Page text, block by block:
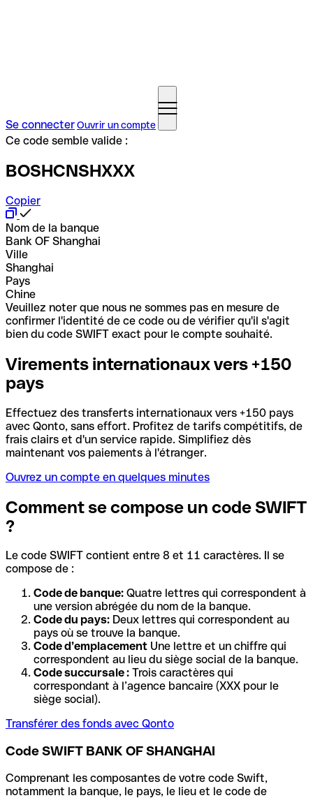
Se connecterOuvrir un compte
Ce code semble valide :
BOSHCNSHXXX
Copier
Nom de la banque
Bank OF Shanghai
Ville
Shanghai
Pays
Chine
Veuillez noter que nous ne sommes pas en mesure de
confirmer l'identité de ce code ou de vérifier qu'il s'agit
bien du code SWIFT exact pour le compte souhaité.
Virements internationaux vers +150
pays
Effectuez des transferts internationaux vers +150 pays
avec Qonto, sans effort. Profitez de tarifs compétitifs, de
frais clairs et d'un service rapide. Simplifiez dès
maintenant vos paiements à l'étranger.
Ouvrez un compte en quelques minutes
Comment se compose un code SWIFT
?
Le code SWIFT contient entre 8 et 11 caractères. Il se
compose de :
Code de banque: Quatre lettres qui correspondent à
une version abrégée du nom de la banque.
Code du pays: Deux lettres qui correspondent au
pays où se trouve la banque.
Code d’emplacement Une lettre et un chiffre qui
correspondent au lieu du siège social de la banque.
Code succursale : Trois caractères qui
correspondant à l’agence bancaire (XXX pour le
siège social).
Transférer des fonds avec Qonto
Code SWIFT BANK OF SHANGHAI
Comprenant les composantes de votre code Swift,
notamment la banque, le pays, le lieu et le code de